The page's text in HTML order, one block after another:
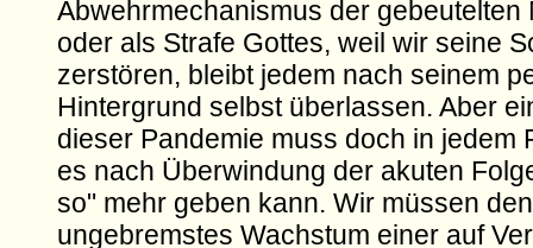
Abwehrmechanismus der gebeutelten
oder als Strafe Gottes, weil wir seine
zerstören, bleibt jedem nach seinem
Hintergrund selbst überlassen. Aber
dieser Pandemie muss doch in jedem
es nach Überwindung der akuten
so" mehr geben kann. Wir müssen
ungebremstes Wachstum einer auf